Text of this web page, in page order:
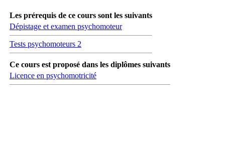
Les prérequis de ce cours sont les suivants
Dépistage et examen psychomoteur
Tests psychomoteurs 2
Ce cours est proposé dans les diplômes suivants
Licence en psychomotricité